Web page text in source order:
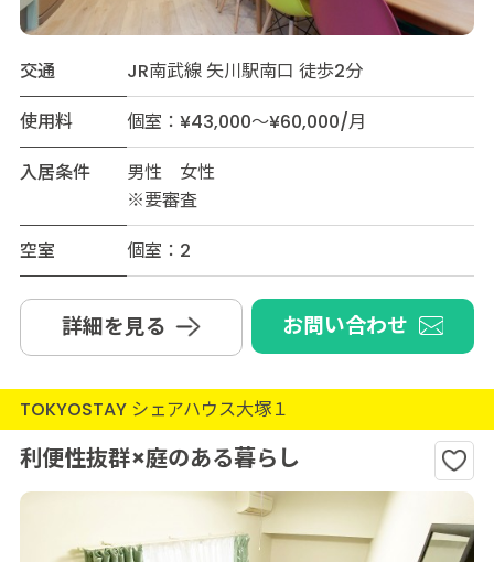
交通
JR南武線 矢川駅南口 徒歩2分
使用料
個室：¥43,000～¥60,000/月
入居条件
男性 女性
※要審査
空室
個室：2
詳細を見る お問い合わせ
TOKYOSTAY シェアハウス大塚１
利便性抜群×庭のある暮らし